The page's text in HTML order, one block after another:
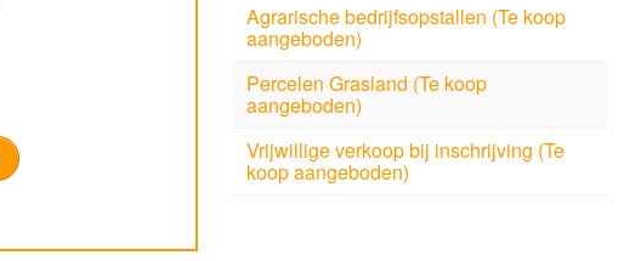
Agrarische bedrijfsopstallen (Te koop
aangeboden)
Percelen Grasland (Te koop
aangeboden)
Vrijwillige verkoop bij inschrijving (Te
koop aangeboden)